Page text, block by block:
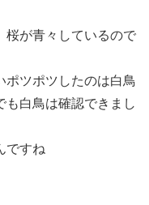
桜が青々しているので
ポツポツしたのは白鳥
も白鳥は確認できまし
ですね